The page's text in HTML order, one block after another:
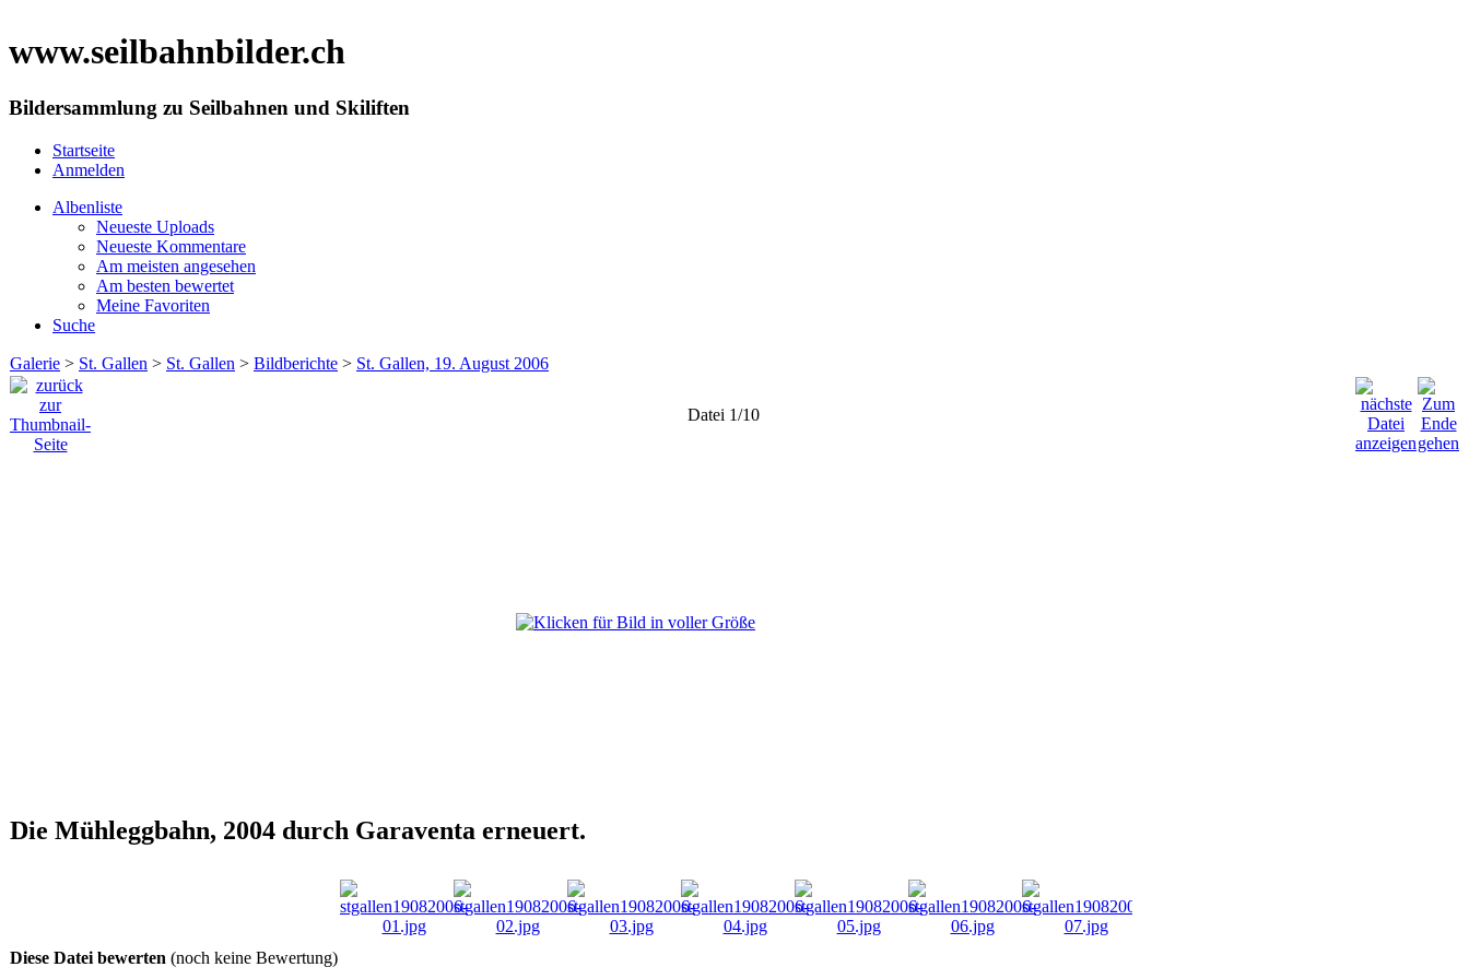
www.seilbahnbilder.ch
Bildersammlung zu Seilbahnen und Skiliften
Startseite
Anmelden
Albenliste
Neueste Uploads
Neueste Kommentare
Am meisten angesehen
Am besten bewertet
Meine Favoriten
Suche
Galerie > St. Gallen > St. Gallen > Bildberichte > St. Gallen, 19. August 2006
Datei 1/10
Die Mühleggbahn, 2004 durch Garaventa erneuert.
Diese Datei bewerten (noch keine Bewertung)